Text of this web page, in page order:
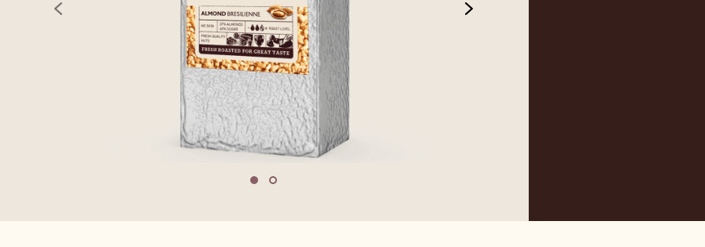
previous next
Move to slide 1
Move to slide 2